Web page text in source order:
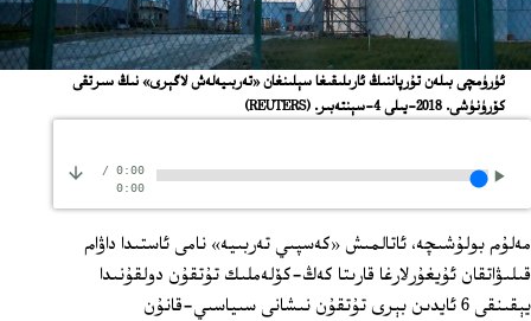
ئۈرۈمچى بىلەن تۇرپاننىڭ ئارىلىقىغا سېلىنغان «تەربىيەلەش لاگېرى» نىڭ سىرتقى
كۆرۈنۈشى. 2018-يىلى 4-سېنتەبىر.
(REUTERS)
0:00
/
0:00
مەلۇم بولۇشىچە، ئاتالمىش «كەسپىي تەربىيە» نامى ئاستىدا داۋام
قىلىۋاتقان ئۇيغۇرلارغا قارىتا كەڭ-كۆلەملىك تۇتقۇن دولقۇنىدا
يېقىنقى 6 ئايدىن بېرى تۇتقۇن نىشانى سىياسىي-قانۇن